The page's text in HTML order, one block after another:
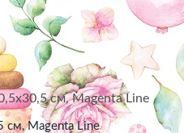
см, Magenta Line